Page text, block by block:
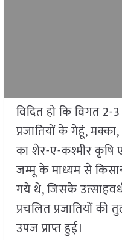
विदित हो कि विगत 2-3
प्रजातियों के गेहूं,
का शेर-ए-कश्मीर कृषि एवं
जम्मू के माध्यम से
गये थे, जिसके
प्रचलित प्रजातियों
उपज प्राप्त हुई।